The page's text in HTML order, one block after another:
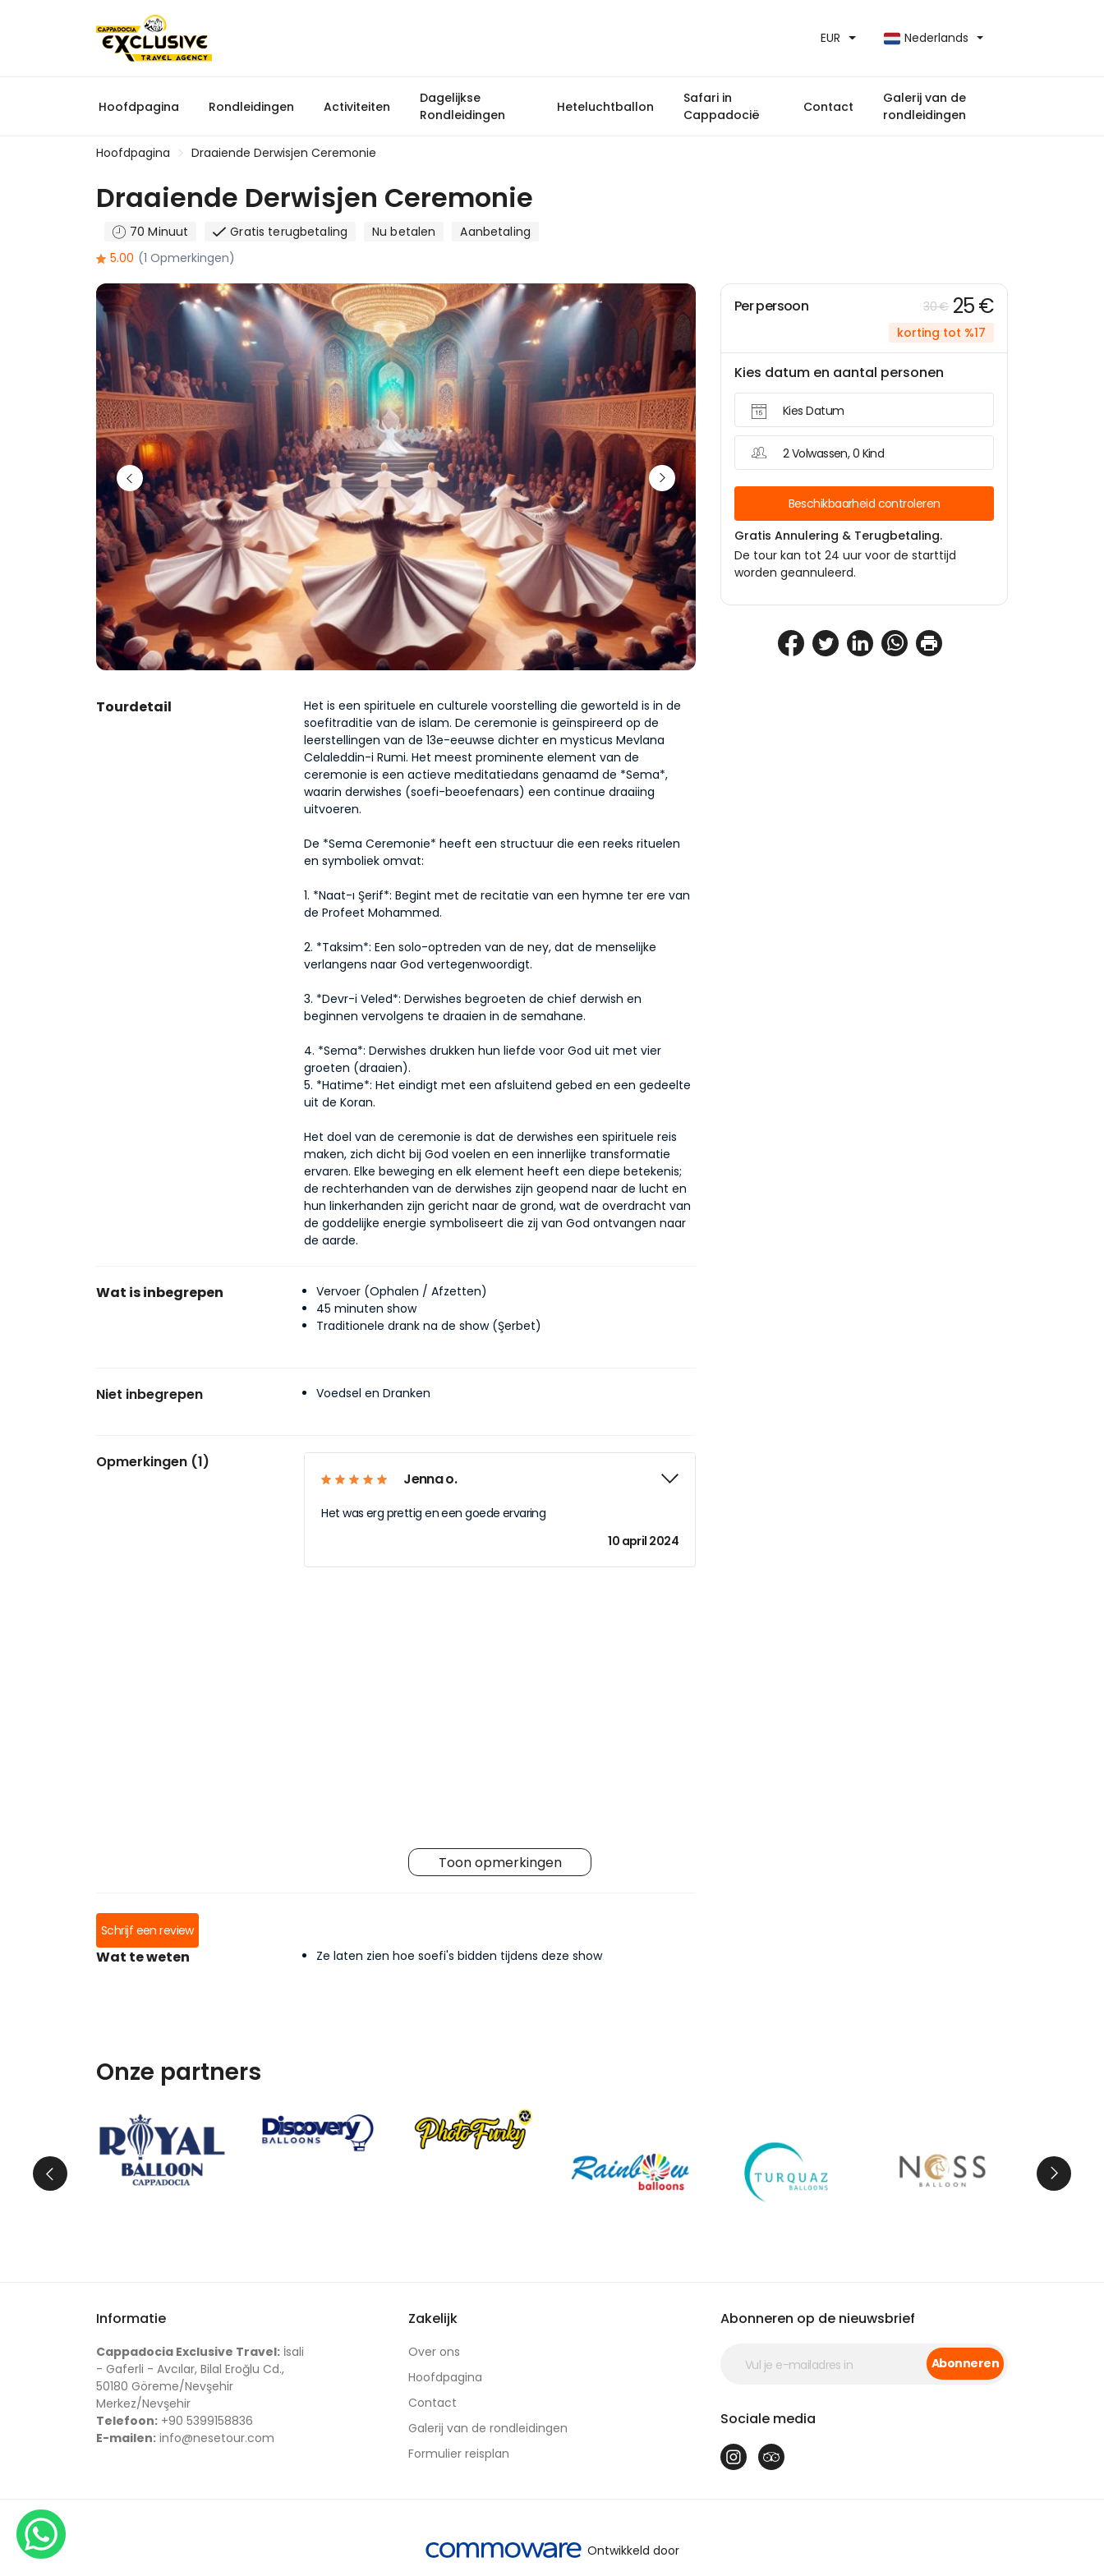
EUR Nederlands
Hoofdpagina Rondleidingen Activiteiten
Dagelijkse
Rondleidingen
Heteluchtballon
Safari in
Cappadocië
Contact
Galerij van de
rondleidingen
Hoofdpagina Draaiende Derwisjen Ceremonie
Draaiende Derwisjen Ceremonie
70 Minuut Gratis terugbetaling Nu betalen
Aanbetaling
5.00 (1 Opmerkingen)
Tourdetail
Het is een spirituele en culturele voorstelling die geworteld is in de
soefitraditie van de islam. De ceremonie is geïnspireerd op de
leerstellingen van de 13e-eeuwse dichter en mysticus Mevlana
Celaleddin-i Rumi. Het meest prominente element van de
ceremonie is een actieve meditatiedans genaamd de *Sema*,
waarin derwishes (soefi-beoefenaars) een continue draaiing
uitvoeren.
De *Sema Ceremonie* heeft een structuur die een reeks rituelen
en symboliek omvat:
1. *Naat-ı Şerif*: Begint met de recitatie van een hymne ter ere van
de Profeet Mohammed.
2. *Taksim*: Een solo-optreden van de ney, dat de menselijke
verlangens naar God vertegenwoordigt.
3. *Devr-i Veled*: Derwishes begroeten de chief derwish en
beginnen vervolgens te draaien in de semahane.
4. *Sema*: Derwishes drukken hun liefde voor God uit met vier
groeten (draaien).
5. *Hatime*: Het eindigt met een afsluitend gebed en een gedeelte
uit de Koran.
Het doel van de ceremonie is dat de derwishes een spirituele reis
maken, zich dicht bij God voelen en een innerlijke transformatie
ervaren. Elke beweging en elk element heeft een diepe betekenis;
de rechterhanden van de derwishes zijn geopend naar de lucht en
hun linkerhanden zijn gericht naar de grond, wat de overdracht van
de goddelijke energie symboliseert die zij van God ontvangen naar
de aarde.
Wat is inbegrepen
Vervoer (Ophalen / Afzetten)
45 minuten show
Traditionele drank na de show (Şerbet)
Niet inbegrepen Voedsel en Dranken
Opmerkingen (1)
Jenna o.
Het was erg prettig en een goede ervaring
10 april 2024
Toon opmerkingen
Schrijf een review
Wat te weten Ze laten zien hoe soefi's bidden tijdens deze show
Per persoon 30 € 25 €
korting tot %17
Kies datum en aantal personen
Kies Datum
2 Volwassen, 0 Kind
Beschikbaarheid controleren
Gratis Annulering & Terugbetaling.
De tour kan tot 24 uur voor de starttijd
worden geannuleerd.
Onze partners
Informatie
Cappadocia Exclusive Travel: İsali
- Gaferli - Avcılar, Bilal Eroğlu Cd.,
50180 Göreme/Nevşehir
Merkez/Nevşehir
Telefoon: +90 5399158836
E-mailen: info@nesetour.com
Zakelijk
Over ons
Hoofdpagina
Contact
Galerij van de rondleidingen
Formulier reisplan
Abonneren op de nieuwsbrief
Abonneren
Sociale media
Ontwikkeld door